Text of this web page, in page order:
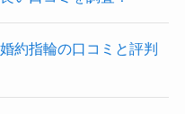
約指輪の口コミと評判